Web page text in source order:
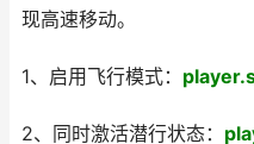
现高速移动。
1、启用飞行模式：
2、同时激活潜行状态：